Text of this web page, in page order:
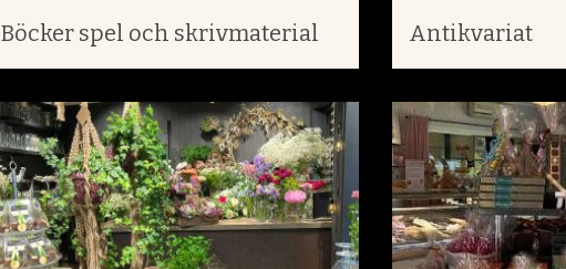
Böcker spel och skrivmaterial Antikvariat